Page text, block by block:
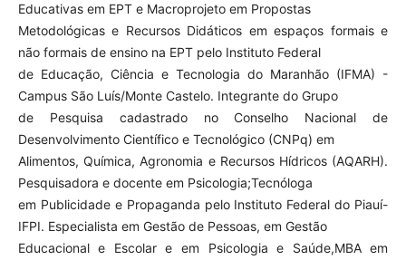
Educativas em EPT e Macroprojeto em Propostas
Metodológicas e Recursos Didáticos em espaços formais e
não formais de ensino na EPT pelo Instituto Federal
de Educação, Ciência e Tecnologia do Maranhão (IFMA) -
Campus São Luís/Monte Castelo. Integrante do Grupo
de Pesquisa cadastrado no Conselho Nacional de
Desenvolvimento Científico e Tecnológico (CNPq) em
Alimentos, Química, Agronomia e Recursos Hídricos (AQARH).
Pesquisadora e docente em Psicologia;Tecnóloga
em Publicidade e Propaganda pelo Instituto Federal do Piauí-
IFPI. Especialista em Gestão de Pessoas, em Gestão
Educacional e Escolar e em Psicologia e Saúde,MBA em